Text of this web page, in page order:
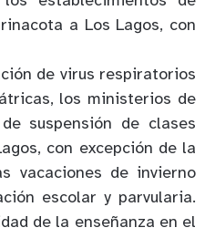
a Los Lagos, con
de virus respiratorios
los ministerios de
suspensión de clases
con excepción de la
vacaciones de invierno
escolar y parvularia.
de la enseñanza en el